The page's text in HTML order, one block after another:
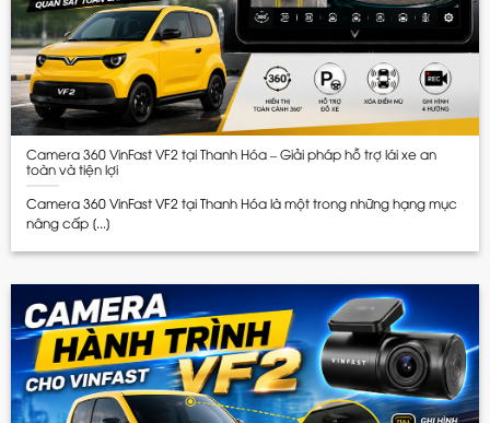
Camera 360 VinFast VF2 tại Thanh Hóa – Giải pháp hỗ trợ lái xe an
toàn và tiện lợi
Camera 360 VinFast VF2 tại Thanh Hóa là một trong những hạng mục
nâng cấp [...]